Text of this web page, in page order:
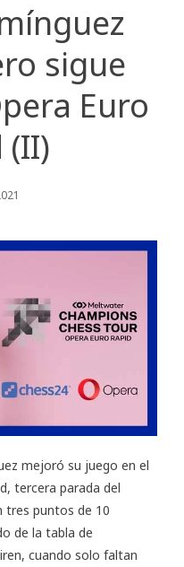
sigue
Euro
(II)
mejoró su juego en el
, tercera parada del
tres puntos de 10
de la tabla de
cuando solo faltan